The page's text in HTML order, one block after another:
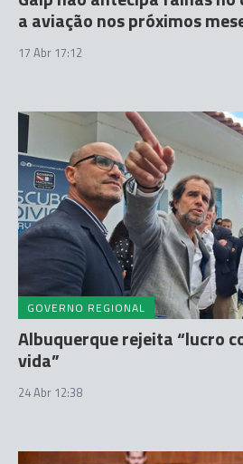
a aviação nos próximos
17 Abr 17:12
GOVERNO REGIONAL
Albuquerque rejeita “lucro
vida”
24 Abr 12:38